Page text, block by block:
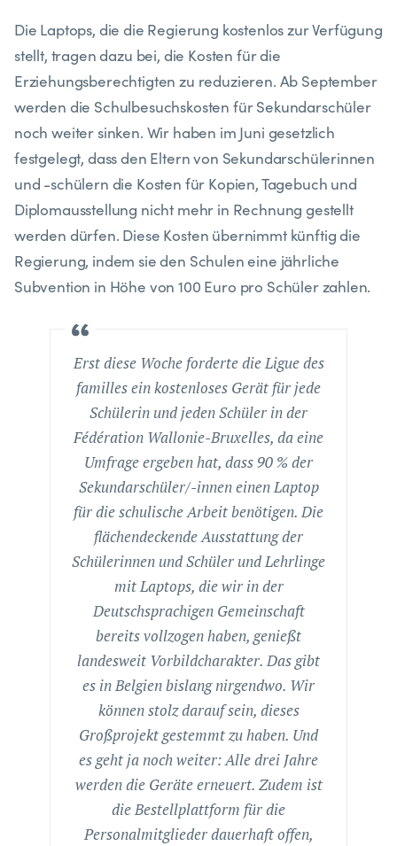
Die Laptops, die die Regierung kostenlos zur Verfügung
stellt, tragen dazu bei, die Kosten für die
Erziehungsberechtigten zu reduzieren. Ab September
werden die Schulbesuchskosten für Sekundarschüler
noch weiter sinken. Wir haben im Juni gesetzlich
festgelegt, dass den Eltern von Sekundarschülerinnen
und -schülern die Kosten für Kopien, Tagebuch und
Diplomausstellung nicht mehr in Rechnung gestellt
werden dürfen. Diese Kosten übernimmt künftig die
Regierung, indem sie den Schulen eine jährliche
Subvention in Höhe von 100 Euro pro Schüler zahlen.
Erst diese Woche forderte die Ligue des
familles ein kostenloses Gerät für jede
Schülerin und jeden Schüler in der
Fédération Wallonie-Bruxelles, da eine
Umfrage ergeben hat, dass 90 % der
Sekundarschüler/-innen einen Laptop
für die schulische Arbeit benötigen. Die
flächendeckende Ausstattung der
Schülerinnen und Schüler und Lehrlinge
mit Laptops, die wir in der
Deutschsprachigen Gemeinschaft
bereits vollzogen haben, genießt
landesweit Vorbildcharakter. Das gibt
es in Belgien bislang nirgendwo. Wir
können stolz darauf sein, dieses
Großprojekt gestemmt zu haben. Und
es geht ja noch weiter: Alle drei Jahre
werden die Geräte erneuert. Zudem ist
die Bestellplattform für die
Personalmitglieder dauerhaft offen,